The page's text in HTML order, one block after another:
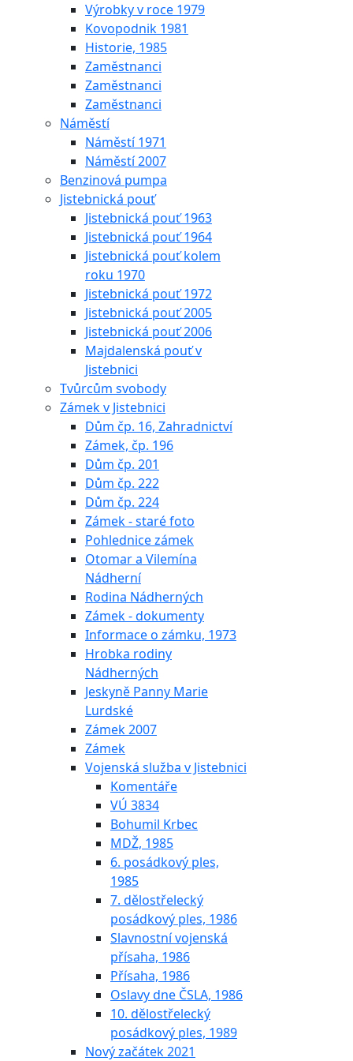
Výrobky v roce 1979
Kovopodnik 1981
Historie, 1985
Zaměstnanci
Zaměstnanci
Zaměstnanci
Náměstí
Náměstí 1971
Náměstí 2007
Benzinová pumpa
Jistebnická pouť
Jistebnická pouť 1963
Jistebnická pouť 1964
Jistebnická pouť kolem
roku 1970
Jistebnická pouť 1972
Jistebnická pouť 2005
Jistebnická pouť 2006
Majdalenská pouť v
Jistebnici
Tvůrcům svobody
Zámek v Jistebnici
Dům čp. 16, Zahradnictví
Zámek, čp. 196
Dům čp. 201
Dům čp. 222
Dům čp. 224
Zámek - staré foto
Pohlednice zámek
Otomar a Vilemína
Nádherní
Rodina Nádherných
Zámek - dokumenty
Informace o zámku, 1973
Hrobka rodiny
Nádherných
Jeskyně Panny Marie
Lurdské
Zámek 2007
Zámek
Vojenská služba v Jistebnici
Komentáře
VÚ 3834
Bohumil Krbec
MDŽ, 1985
6. posádkový ples,
1985
7. dělostřelecký
posádkový ples, 1986
Slavnostní vojenská
přísaha, 1986
Přísaha, 1986
Oslavy dne ČSLA, 1986
10. dělostřelecký
posádkový ples, 1989
Nový začátek 2021